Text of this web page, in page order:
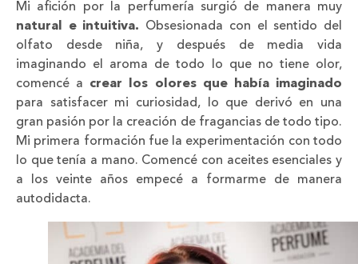
Mi afición por la perfumería surgió de manera muy
natural e intuitiva. Obsesionada con el sentido del
olfato desde niña, y después de media vida
imaginando el aroma de todo lo que no tiene olor,
comencé a crear los olores que había imaginado
para satisfacer mi curiosidad, lo que derivó en una
gran pasión por la creación de fragancias de todo tipo.
Mi primera formación fue la experimentación con todo
lo que tenía a mano. Comencé con aceites esenciales y
a los veinte años empecé a formarme de manera
autodidacta.